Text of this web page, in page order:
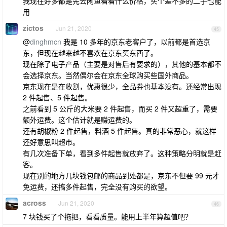
用
45
zictos Jun 21, 2020
@dinghmcn 我是 10 多年的京东老客户了，以前都是首选京
东，但现在越来越不喜欢在京东买东西了。
现在除了电子产品（主要是对售后有要求的），其他的基本都不
会选择京东。当然偶尔会在京东全球购买些国外商品。
京东现在是在收割，优惠很少，全品券也基本没有。还经常出现
2 件起售、5 件起售。
之前看到 5 公斤的大米要 2 件起售，而买 2 件又超重了，需要
额外运费。这个估计就是赚运费的。
还有胡椒粉 2 件起售，料酒 5 件起售。真的非常恶心，就这样
还好意思叫超市。
有几次准备下单，看到多件起售就放弃了。这种策略分明就是赶
客。
现在别的地方几块钱包邮的商品到处都是，京东不但要 99 元才
免运费，还搞多件起售，完全没有购买的欲望。
46
across Jun 21, 2020
7 块钱买了个拖把，看看质量。能用上半年算超值吧？